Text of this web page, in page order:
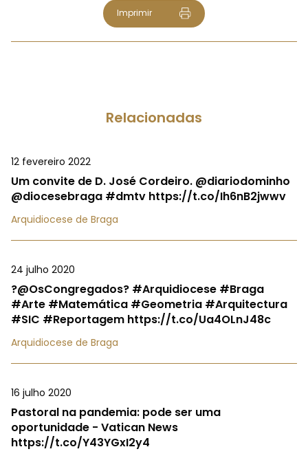
Imprimir
Relacionadas
12 fevereiro 2022
Um convite de D. José Cordeiro. @diariodominho
@diocesebraga #dmtv https://t.co/Ih6nB2jwwv
Arquidiocese de Braga
24 julho 2020
?@OsCongregados? #Arquidiocese #Braga
#Arte #Matemática #Geometria #Arquitectura
#SIC #Reportagem https://t.co/Ua4OLnJ48c
Arquidiocese de Braga
16 julho 2020
Pastoral na pandemia: pode ser uma
oportunidade - Vatican News
https://t.co/Y43YGxI2y4